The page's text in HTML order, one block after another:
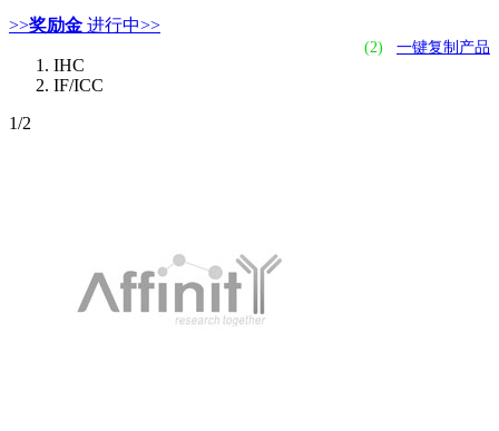
>>奖励金 进行中>>
(2) 一键复制产品
IHC
IF/ICC
1/2